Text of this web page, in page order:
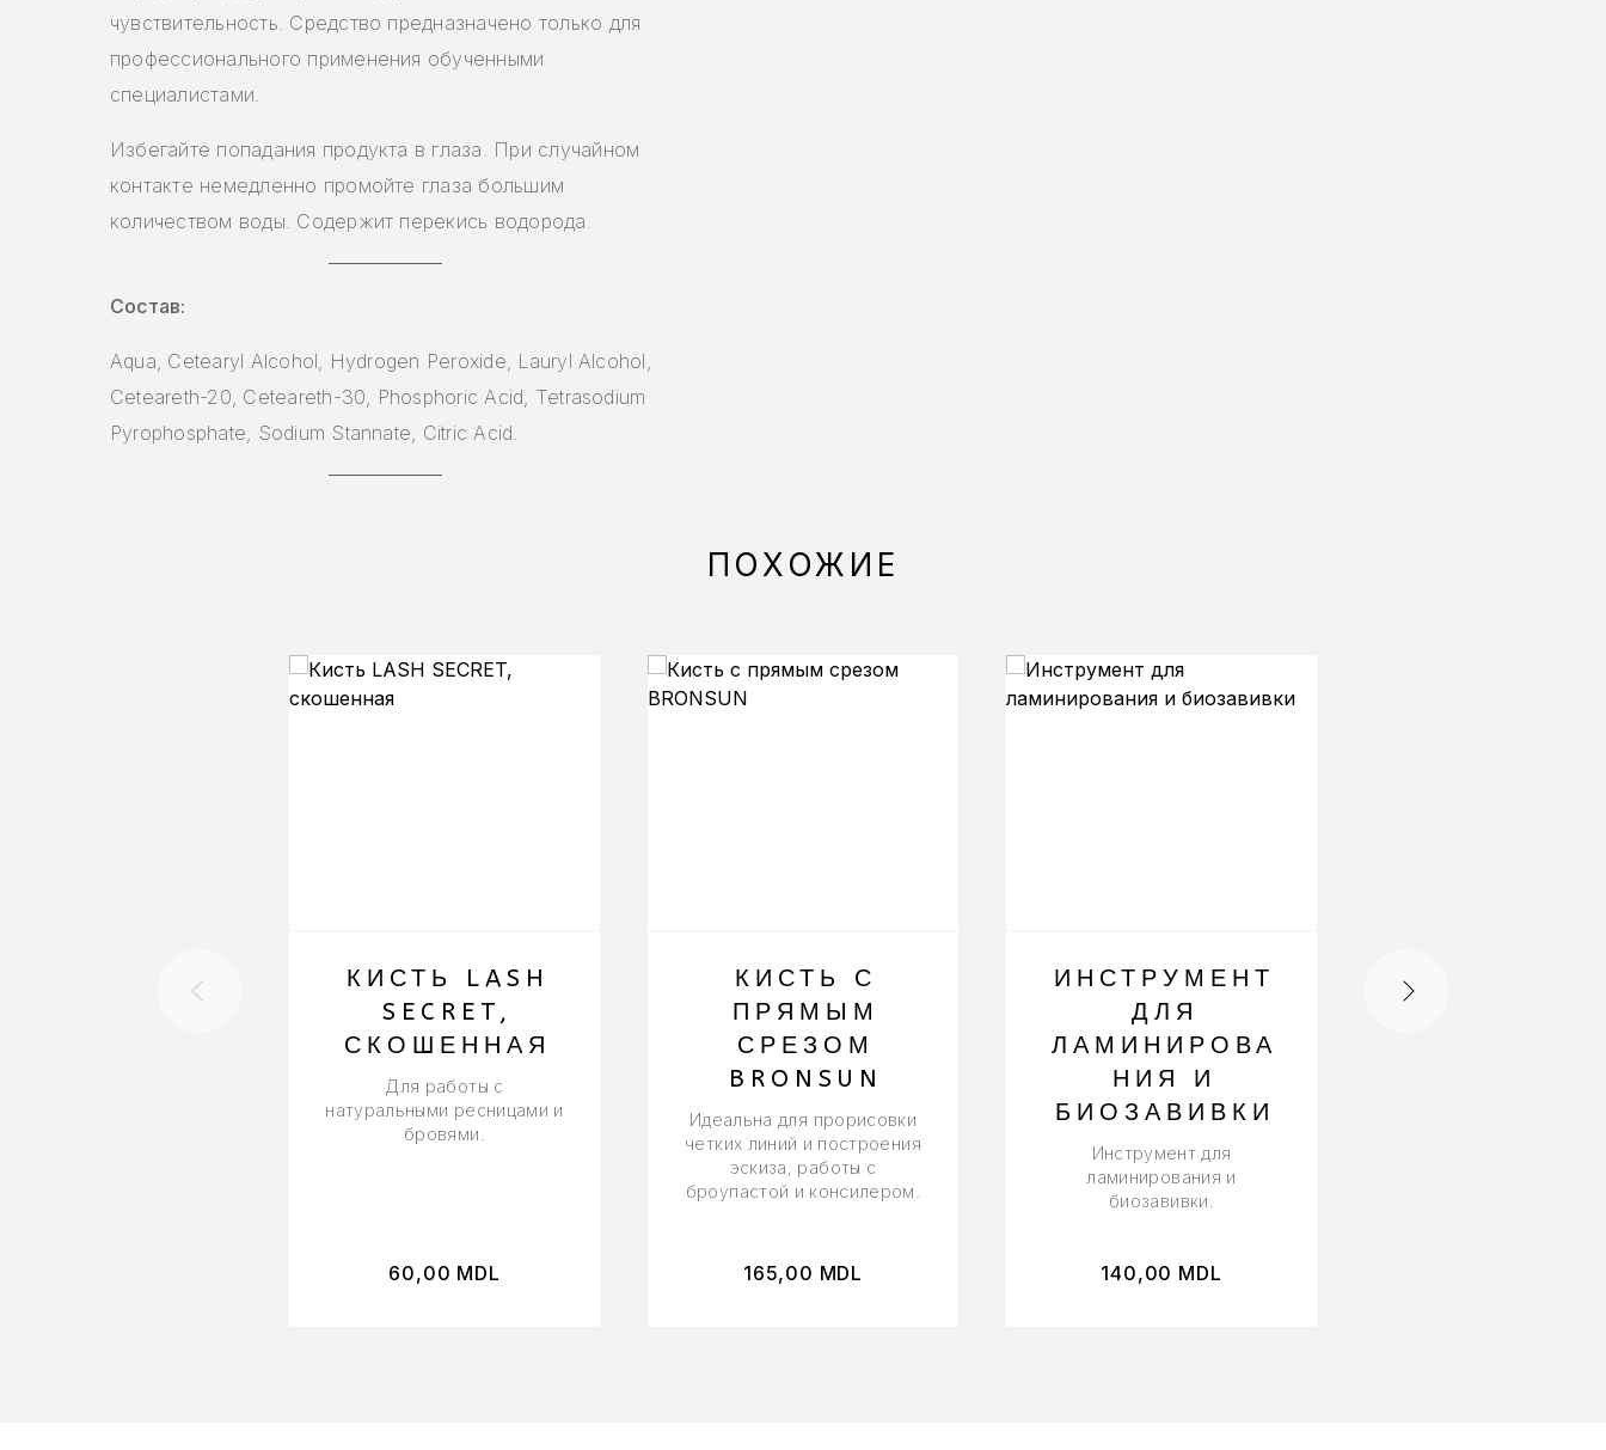
чувствительность. Средство предназначено только для
профессионального применения обученными
специалистами.
Избегайте попадания продукта в глаза. При случайном
контакте немедленно промойте глаза большим
количеством воды. Содержит перекись водорода.
Состав:
Aqua, Cetearyl Alcohol, Hydrogen Peroxide, Lauryl Alcohol,
Ceteareth-20, Ceteareth-30, Phosphoric Acid, Tetrasodium
Pyrophosphate, Sodium Stannate, Citric Acid.
ПОХОЖИЕ
КИСТЬ LASH
SECRET,
СКОШЕННАЯ
Для работы с
натуральными ресницами и
бровями.
60,00 MDL
КИСТЬ С
ПРЯМЫМ
СРЕЗОМ
BRONSUN
Идеальна для прорисовки
четких линий и построения
эскиза, работы с
броупастой и консилером.
165,00 MDL
ИНСТРУМЕНТ
ДЛЯ
ЛАМИНИРОВА
НИЯ И
БИОЗАВИВКИ
Инструмент для
ламинирования и
биозавивки.
140,00 MDL